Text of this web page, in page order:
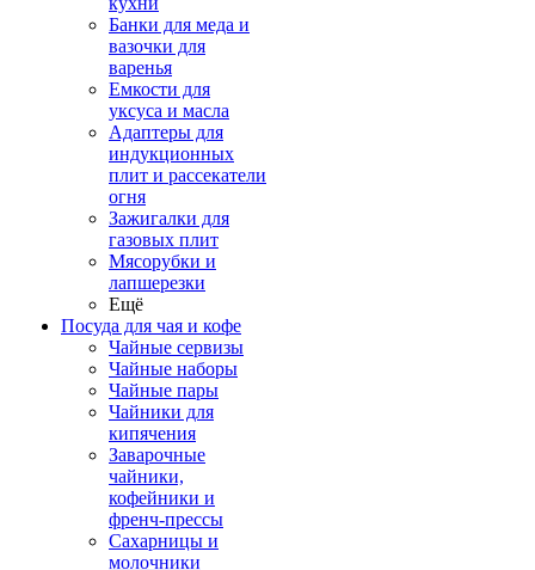
Банки для меда и
вазочки для
варенья
Емкости для
уксуса и масла
Адаптеры для
индукционных
плит и рассекатели
огня
Зажигалки для
газовых плит
Мясорубки и
лапшерезки
Ещё
Посуда для чая и кофе
Чайные сервизы
Чайные наборы
Чайные пары
Чайники для
кипячения
Заварочные
чайники,
кофейники и
френч-прессы
Сахарницы и
молочники